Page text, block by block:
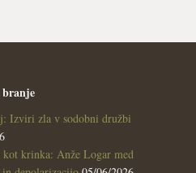
Izviri zla v sodobni družbi
krinka: Anže Logar med